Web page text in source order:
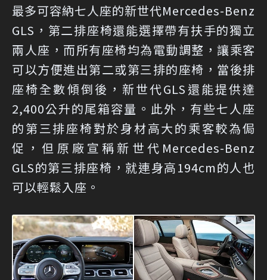
最多可容納七人座的新世代Mercedes-Benz
GLS，第二排座椅還能選擇帶有扶手的獨立
兩人座，而所有座椅均為電動調整，讓乘客
可以方便進出第二或第三排的座椅，當後排
座椅全數傾倒後，新世代GLS還能提供達
2,400公升的尾箱容量。此外，有些七人座
的第三排座椅對於身材高大的乘客較為侷
促，但原廠宣稱新世代Mercedes-Benz
GLS的第三排座椅，就連身高194cm的人也
可以輕鬆入座。